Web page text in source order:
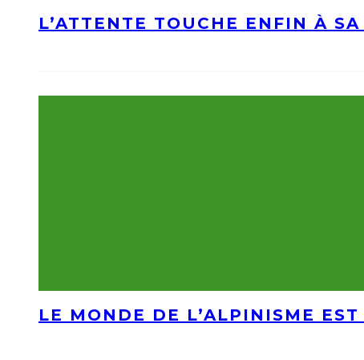
L’ATTENTE TOUCHE ENFIN À
LE MONDE DE L’ALPINISME